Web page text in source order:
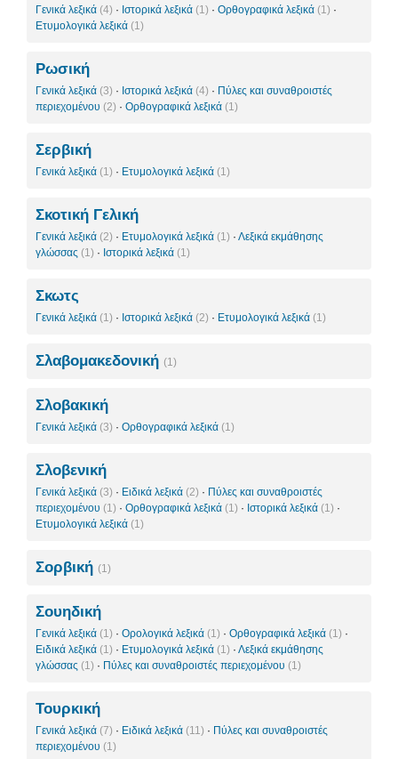
Γενικά λεξικά (4) · Ιστορικά λεξικά (1) · Ορθογραφικά λεξικά (1) ·
Ετυμολογικά λεξικά (1)
Ρωσική
Γενικά λεξικά (3) · Ιστορικά λεξικά (4) · Πύλες και συναθροιστές
περιεχομένου (2) · Ορθογραφικά λεξικά (1)
Σερβική
Γενικά λεξικά (1) · Ετυμολογικά λεξικά (1)
Σκοτική Γελική
Γενικά λεξικά (2) · Ετυμολογικά λεξικά (1) · Λεξικά εκμάθησης
γλώσσας (1) · Ιστορικά λεξικά (1)
Σκωτς
Γενικά λεξικά (1) · Ιστορικά λεξικά (2) · Ετυμολογικά λεξικά (1)
Σλαβομακεδονική (1)
Σλοβακική
Γενικά λεξικά (3) · Ορθογραφικά λεξικά (1)
Σλοβενική
Γενικά λεξικά (3) · Ειδικά λεξικά (2) · Πύλες και συναθροιστές
περιεχομένου (1) · Ορθογραφικά λεξικά (1) · Ιστορικά λεξικά (1) ·
Ετυμολογικά λεξικά (1)
Σορβική (1)
Σουηδική
Γενικά λεξικά (1) · Ορολογικά λεξικά (1) · Ορθογραφικά λεξικά (1) ·
Ειδικά λεξικά (1) · Ετυμολογικά λεξικά (1) · Λεξικά εκμάθησης
γλώσσας (1) · Πύλες και συναθροιστές περιεχομένου (1)
Τουρκική
Γενικά λεξικά (7) · Ειδικά λεξικά (11) · Πύλες και συναθροιστές
περιεχομένου (1)